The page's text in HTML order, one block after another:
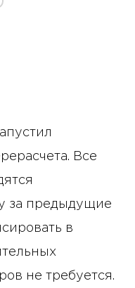
Все
за предыдущие
в
не требуется.